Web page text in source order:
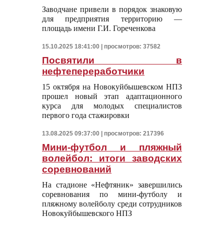
Заводчане привели в порядок знаковую
для предприятия территорию —
площадь имени Г.И. Гореченкова
15.10.2025 18:41:00 | просмотров: 37582
Посвятили в
нефтепереработчики
15 октября на Новокуйбышевском НПЗ
прошел новый этап адаптационного
курса для молодых специалистов
первого года стажировки
13.08.2025 09:37:00 | просмотров: 217396
Мини-футбол и пляжный
волейбол: итоги заводских
соревнований
На стадионе «Нефтяник» завершились
соревнования по мини-футболу и
пляжному волейболу среди сотрудников
Новокуйбышевского НПЗ